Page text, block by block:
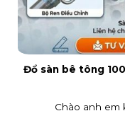
Đổ sàn bê tông
Chào anh em